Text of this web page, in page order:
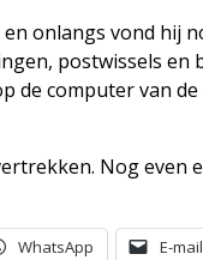
onlangs vond hij
postwissels en
de computer van
Nog even
WhatsApp E-mail